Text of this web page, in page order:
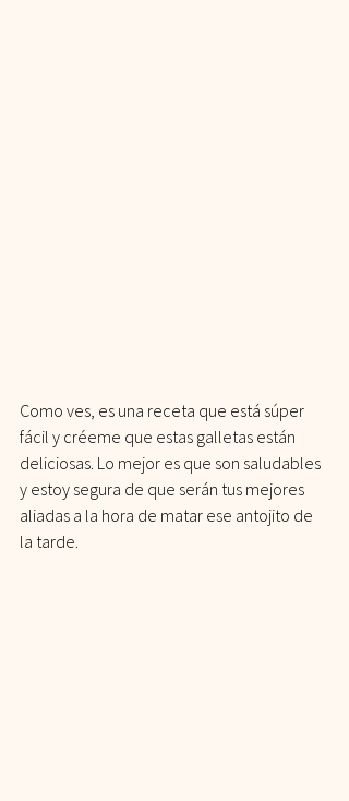
Como ves, es una receta que está súper
fácil y créeme que estas galletas están
deliciosas. Lo mejor es que son saludables
y estoy segura de que serán tus mejores
aliadas a la hora de matar ese antojito de
la tarde.